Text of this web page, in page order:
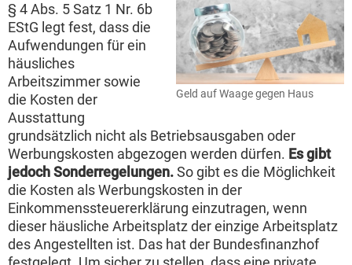
Geld auf Waage gegen Haus
§ 4 Abs. 5 Satz 1 Nr. 6b
EStG legt fest, dass die
Aufwendungen für ein
häusliches
Arbeitszimmer sowie
die Kosten der
Ausstattung
grundsätzlich nicht als Betriebsausgaben oder
Werbungskosten abgezogen werden dürfen. Es gibt
jedoch Sonderregelungen.So gibt es die Möglichkeit
die Kosten als Werbungskosten in der
Einkommenssteuererklärung einzutragen, wenn
dieser häusliche Arbeitsplatz der einzige Arbeitsplatz
des Angestellten ist. Das hat der Bundesfinanzhof